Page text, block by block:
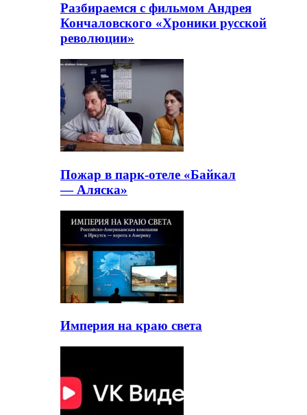
Разбираемся с фильмом Андрея
Кончаловского «Хроники русской
революции»
Пожар в парк-отеле «Байкал
— Аляска»
Империя на краю света